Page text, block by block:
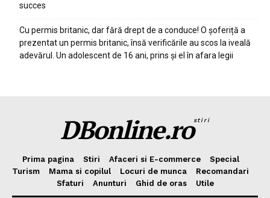
succes
Cu permis britanic, dar fără drept de a conduce! O șoferiță a
prezentat un permis britanic, însă verificările au scos la iveală
adevărul. Un adolescent de 16 ani, prins și el în afara legii
DBonline.rostiri
Prima pagina Stiri Afaceri si E-commerce
Special
Turism
Mama si copilul Locuri de munca
Recomandari
Sfaturi
Anunturi Ghid de oras Utile